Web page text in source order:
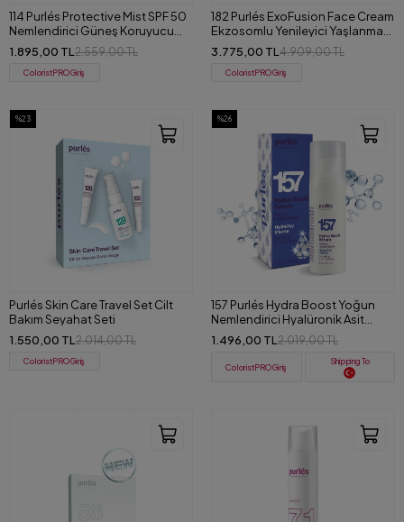
114 Purlés Protective Mist SPF 50
Nemlendirici Güneş Koruyucu
Sprey 150 ml
1.895,00 TL 2.559,00 TL
ColoristPRO Giriş
182 Purlés ExoFusion Face Cream
Ekzosomlu Yenileyici Yaşlanma
Karşıtı Yüz Kremi 50 ml
3.775,00 TL 4.909,00 TL
ColoristPRO Giriş
%23
Purlés Skin Care Travel Set Cilt
Bakım Seyahat Seti
1.550,00 TL 2.014,00 TL
ColoristPRO Giriş
%26
157 Purlés Hydra Boost Yoğun
Nemlendirici Hyalüronik Asit
Serum 30 ml
1.496,00 TL 2.019,00 TL
ColoristPRO Giriş
Shipping To